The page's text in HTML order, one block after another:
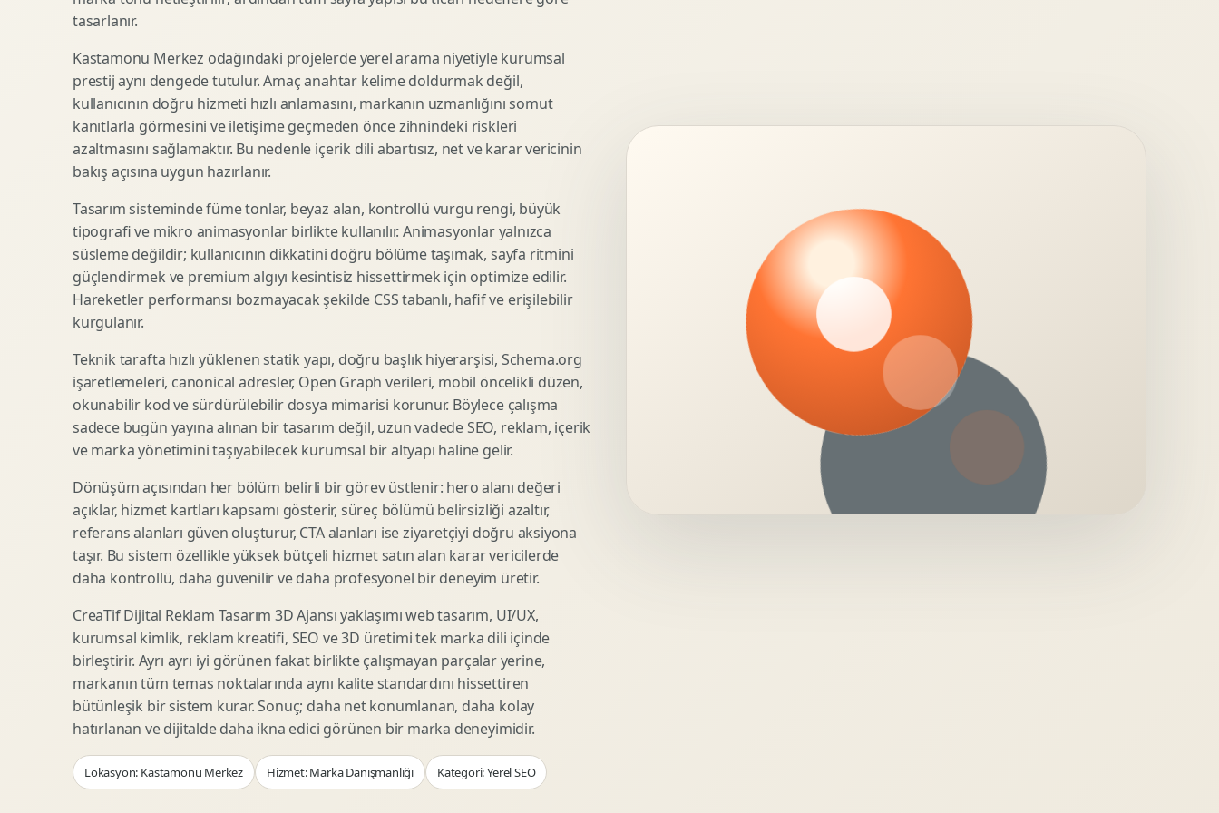
SEO Icerik Stratejisi
Schema Markup Optimizasyonu 3D Lansman Filmi Teknik Modelleme
Premium Ambalaj Tasarimi
Etiket Tasarimi
Kutu Tasarimi
Raf Gorunurlugu
Gida Ambalaj Tasarimi
Kozmetik Ambalaj Tasarimi
E Ticaret Kutu Tasarimi
Ambalaj Mockup Tasarimi
Afis Tasarimi
Brosur Tasarimi
Sosyal Medya Gorsel Tasarimi
Sunum Tasarimi
Katalog Tasarimi
Infografik Tasarimi
Fuaye Gorsel Tasarimi
Kurumsal Ilan Tasarimi
Marka Stratejisi
Marka Konumlandirma
Rekabet Analizi
Hedef Kitle Analizi
Marka Mimarisi
Deger Onerisi Tasarimi
Pazara Giris Stratejisi
Shopify Tasarim
Woocommerce Tasarim
Eticaret UX Optimizasyonu
Kategori Sayfasi Tasarimi
Sepet Odeme UX
Eticaret SEO Altyapisi
Lead Generation Landing Page
Reklam Landing Page
Webinar Landing Page
App Landing Page
Form Optimizasyonu
Sales Page Tasarimi
Display Banner Tasarimi
Video Reklam Kreatifi
Outdoor Reklam Tasarimi
Performans Kreatif Seti
Story Reklam Tasarimi
Statik Reklam Gorseli
Motion Banner Tasarimi
Logo Animasyonu
Mikro Animasyon Tasarimi
Reklam Motion Video
Arayuz Animasyonu
Sosyal Medya Motion
Webgl Deneyim Tasarimi
AI Gorsel Konsept
No Code Prototip
Veri Gorsellestirme
tasarlanır.
Kastamonu Merkez odağındaki projelerde yerel arama niyetiyle kurumsal
prestij aynı dengede tutulur. Amaç anahtar kelime doldurmak değil,
kullanıcının doğru hizmeti hızlı anlamasını, markanın uzmanlığını somut
kanıtlarla görmesini ve iletişime geçmeden önce zihnindeki riskleri
azaltmasını sağlamaktır. Bu nedenle içerik dili abartısız, net ve karar vericinin
bakış açısına uygun hazırlanır.
Tasarım sisteminde füme tonlar, beyaz alan, kontrollü vurgu rengi, büyük
tipografi ve mikro animasyonlar birlikte kullanılır. Animasyonlar yalnızca
süsleme değildir; kullanıcının dikkatini doğru bölüme taşımak, sayfa ritmini
güçlendirmek ve premium algıyı kesintisiz hissettirmek için optimize edilir.
Hareketler performansı bozmayacak şekilde CSS tabanlı, hafif ve erişilebilir
kurgulanır.
Teknik tarafta hızlı yüklenen statik yapı, doğru başlık hiyerarşisi, Schema.org
işaretlemeleri, canonical adresler, Open Graph verileri, mobil öncelikli düzen,
okunabilir kod ve sürdürülebilir dosya mimarisi korunur. Böylece çalışma
sadece bugün yayına alınan bir tasarım değil, uzun vadede SEO, reklam, içerik
ve marka yönetimini taşıyabilecek kurumsal bir altyapı haline gelir.
Dönüşüm açısından her bölüm belirli bir görev üstlenir: hero alanı değeri
açıklar, hizmet kartları kapsamı gösterir, süreç bölümü belirsizliği azaltır,
referans alanları güven oluşturur, CTA alanları ise ziyaretçiyi doğru aksiyona
taşır. Bu sistem özellikle yüksek bütçeli hizmet satın alan karar vericilerde
daha kontrollü, daha güvenilir ve daha profesyonel bir deneyim üretir.
CreaTif Dijital Reklam Tasarım 3D Ajansı yaklaşımı web tasarım, UI/UX,
kurumsal kimlik, reklam kreatifi, SEO ve 3D üretimi tek marka dili içinde
birleştirir. Ayrı ayrı iyi görünen fakat birlikte çalışmayan parçalar yerine,
markanın tüm temas noktalarında aynı kalite standardını hissettiren
bütünleşik bir sistem kurar. Sonuç; daha net konumlanan, daha kolay
hatırlanan ve dijitalde daha ikna edici görünen bir marka deneyimidir.
Lokasyon: Kastamonu Merkez Hizmet: Marka Danışmanlığı Kategori: Yerel SEO